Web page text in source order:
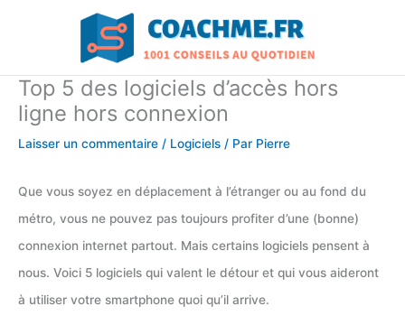
Top 5 des logiciels d’accès hors
ligne hors connexion
Laisser un commentaire / Logiciels / Par Pierre
Que vous soyez en déplacement à l’étranger ou au fond du
métro, vous ne pouvez pas toujours profiter d’une (bonne)
connexion internet partout. Mais certains logiciels pensent à
nous. Voici 5 logiciels qui valent le détour et qui vous aideront
à utiliser votre smartphone quoi qu’il arrive.